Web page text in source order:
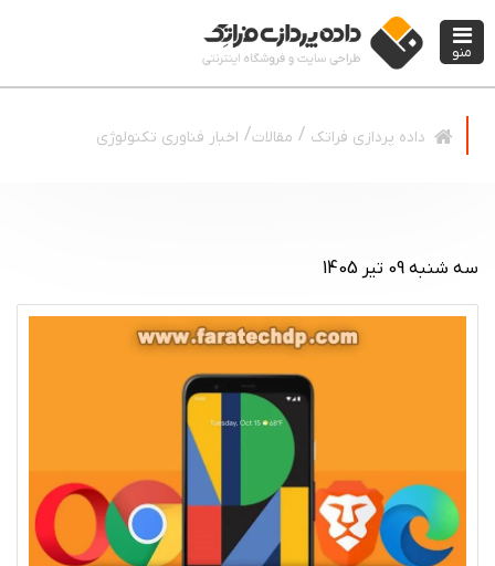
داده پردازی فراتک مقالات اخبار فناوری تکنولوژی
سه شنبه 09 تیر 1405
منو